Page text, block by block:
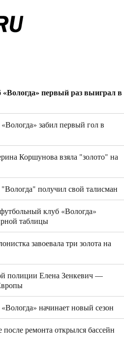
первый раз выиграл в
забил первый гол в
Коршунова взяла "золото" на
получил свой талисман
клуб «Вологда»
таблицы
завоевала три золота на
полиции Елена Зенкевич —
начинает новый сезон
ремонта открылся бассейн